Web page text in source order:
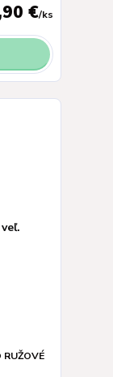
€/ks